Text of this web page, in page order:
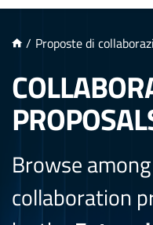
/ Proposte di
Browse
collaboration